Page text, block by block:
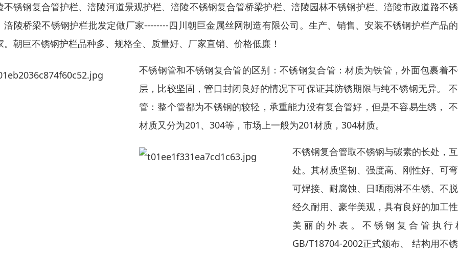
不锈钢复合管护栏、涪陵河道景观护栏、涪陵不锈钢复合管桥梁护栏、涪陵园林不锈钢护栏、涪陵市政道路不
涪陵桥梁不锈钢护栏批发定做厂家--------四川朝巨金属丝网制造有限公司。生产、销售、安装不锈钢护栏产品
。朝巨不锈钢护栏品种多、规格全、质量好、厂家直销、价格低廉！
不锈钢管和不锈钢复合管的区别：不锈钢复合管：材质为铁管，外面包裹着
层，比较坚固，管口封闭良好的情况下可保证其防锈期限与纯不锈钢无异。
管：整个管都为不锈钢的较轻，承重能力没有复合管好，但是不容易生绣，
材质又分为201、304等，市场上一般为201材质，304材质。
不锈钢复合管取不锈钢与碳素的长处，
处。其材质坚韧、强度高、刚性好、可
可焊接、耐腐蚀、日晒雨淋不生锈、不
经久耐用、豪华美观，具有良好的加工
美丽的外表。不锈钢复合管执行
GB/T18704-2002正式颁布、 结构用不